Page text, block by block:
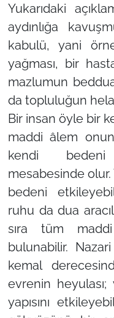
Yukarıdaki
aydınlığa
kabulü, yani
yağması, bir
mazlumun
da topluluğun
Bir insan öyle bir
maddi âlem
kendi
mesabesinde olur.
bedeni
ruhu da dua
sıra tüm
bulunabilir.
kemal
evrenin
yapısını